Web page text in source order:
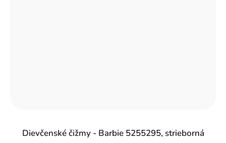
Dievčenské čižmy - Barbie 5255295, strieborná